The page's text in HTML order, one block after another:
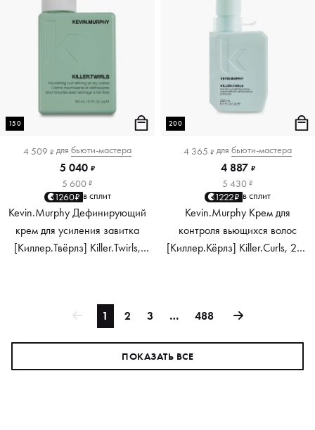
150
4 509 ₽ для бьюти-мастера
5 040 ₽
5 600 ₽
1260₽ в сплит
Kevin.Murphy Дефинирующий
крем для усиления завитка
[Киллер.Твёрлз] Killer.Twirls,
200
4 365 ₽ для бьюти-мастера
4 887 ₽
5 430 ₽
1222₽ в сплит
Kevin.Murphy Крем для
контроля вьющихся волос
[Киллер.Кёрлз] Killer.Curls, 200
1 2 3 … 488
ПОКАЗАТЬ ВСЕ